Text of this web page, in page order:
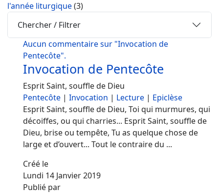
l'année liturgique(3)
Chercher / Filtrer
Aucun commentaire sur "Invocation de
Pentecôte".
Invocation de Pentecôte
Esprit Saint, souffle de Dieu
Pentecôte | Invocation | Lecture | Epiclèse
Esprit Saint, souffle de Dieu, Toi qui murmures, qui
décoiffes, ou qui charries... Esprit Saint, souffle de
Dieu, brise ou tempête, Tu as quelque chose de
large et d’ouvert... Tout le contraire du ...
Créé le
Lundi 14 Janvier 2019
Publié par